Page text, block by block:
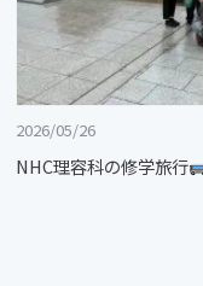
2026/05/26
NHC理容科の修学旅行